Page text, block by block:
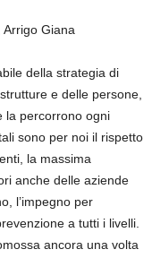
Giana
della strategia di
e delle persone,
la percorrono ogni
sono per noi il rispetto
la massima
anche delle aziende
l’impegno per
a tutti i livelli.
ancora una volta